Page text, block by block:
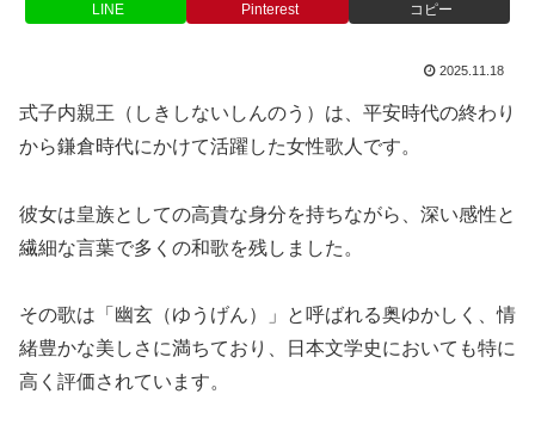
LINE Pinterest コピー
2025.11.18
式子内親王（しきしないしんのう）は、平安時代の終わり
から鎌倉時代にかけて活躍した女性歌人です。
彼女は皇族としての高貴な身分を持ちながら、深い感性と
繊細な言葉で多くの和歌を残しました。
その歌は「幽玄（ゆうげん）」と呼ばれる奥ゆかしく、情
緒豊かな美しさに満ちており、日本文学史においても特に
高く評価されています。